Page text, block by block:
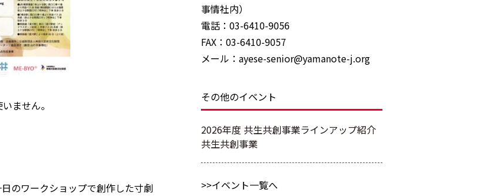
ません。
のワークショップで創作した寸劇
事情社内）
電話：03-6410-9056
FAX：03-6410-9057
メール：ayese-senior@yamanote-j.org
その他のイベント
2026年度 共生共創事業ラインアップ紹介
共生共創事業
イベント一覧へ